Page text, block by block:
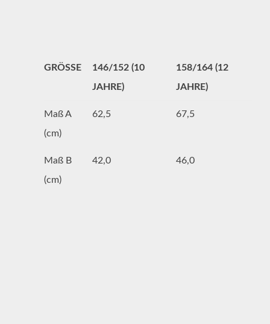
GRÖSSE
146/152 (10
JAHRE)
158/164 (12
JAHRE)
Maß A
(cm)
62,5 67,5
Maß B
(cm)
42,0 46,0